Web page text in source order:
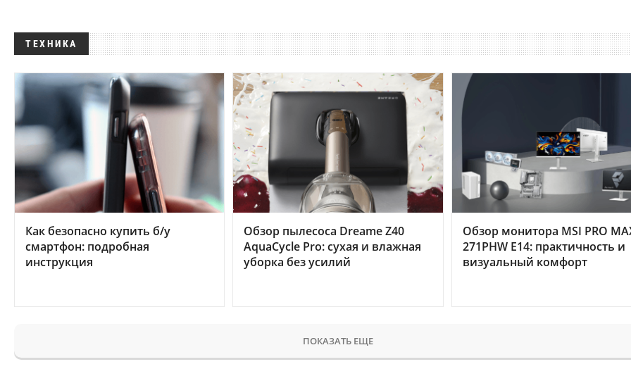
ТЕХНИКА
Как безопасно купить б/у
смартфон: подробная
инструкция
Обзор пылесоса Dreame Z40
AquaCycle Pro: сухая и влажная
уборка без усилий
Обзор монитора MSI PRO
271PHW E14: практичность и
визуальный комфорт
ПОКАЗАТЬ ЕЩЕ